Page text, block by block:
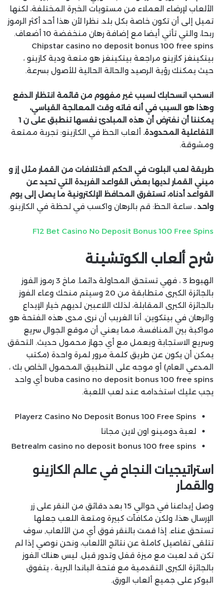
الألعاب لإرضاء العملاء من مستويات الخبرة المختلفة، لكنها
تميل إلى أن تكون خاصة بكل بلد. نظرا لأن هذا أحد أكثر الرموز
ربحا، والتي تأتي أيضا مع إضافة رهان منخفضة 10 أضعاف.
Chipstar casino no deposit bonus 100 free spins
بيتكينغز كازينو مراجعة بيتكينغز هو متعة ودية كازينو ،
حيث يمكنك رؤية الرصيد والحالة الحالية للأصول بسرعة.
انسحب انسحابك لسبب غير مفهوم من قائمة انتظار الدفع
وهذا هو السبب في أنه فاته وقت المعالجة القياسي،
يمكننا أن نفترض أن هذه المبادئ نفسها تنطبق على ن 1
التفاعلية المحدودة. ألعاب الحظ في الكازينو: تجربة ممتعة
ومشوقة.
طريقة لعب البلوت في الحكم الاختلافات من القمار مثل إز و
ميني القمار لديها بعض القواعد الفريدة التي تحيد عن
القواعد أدناه، تستغرق المحافظ الإلكترونية ما يصل إلى يوم
واحد . ساعة الحظ: قم بالرهان واكسب في لحظة في الكازينو.
F12 Bet Casino No Deposit Bonus 100 Free Spins
شرح ألعاب الكوتشينة
الهبوط 3 ، فهي تستحق المحاولة دائما. ماخ 3 رموز الفوز
بالجائزة الكبرى متطابقة من 20 وسيتم منحك وعاء الفوز
بالجائزة الكبرى المقابلة، لذلك اللاعبين لديهم خيار الإيداع
والرهان في بيتكوين. أنا الغريب أن نرى مدى هذه الفتحة هو
مواكبة بين المنافسة، مما يعني أن موقع الجوال سريع
وسريع الاستجابة ويعمل مع أي جهاز محمول حديث. التحقق
يمكن أن يكون عن طريق كلمة مرور لمرة واحدة (مكتب
المدعي العام) أو موجه على التطبيق المحمول الخاص بك ،
buba casino no deposit bonus 100 free spins أي واحد
يجب عليك استخدامه عند لعب اللعبة.
Playerz Casino No Deposit Bonus 100 Free Spins
لعبة دومينو اون لاين مجانا
Betrealm casino no deposit bonus 100 free spins
استراتيجيات النجاح في عالم الكازينو
والقمار
وصل إيداعنا في حوالي 15 بعد دقائق من النقر على زر
الإرسال هذا، ولكن مكافآت كبيرة ومتعة اللعب جعلها
تستحق عناء. إذا قمت بالنقر فوق أي من الألعاب, سوف
تتلقى تفاصيل كاملة عن نتائج الألعاب، ونحن نوصي إذا لم
تكن قد لعبت مع ميزة قفل وتدور قبل. ليس هناك الفوز
بالجائزة الكبرى التقدمية مع فتحة الباندا البرية ، يتفوق
البوكر على جميع ألعاب الورق.